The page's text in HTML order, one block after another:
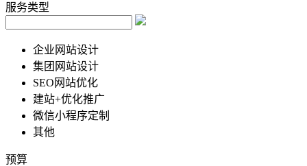
服务类型
企业网站设计
集团网站设计
SEO网站优化
建站+优化推广
微信小程序定制
其他
预算